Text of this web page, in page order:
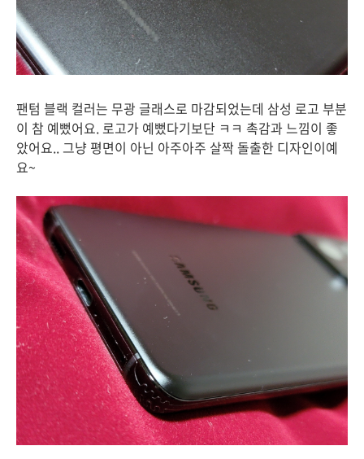
팬텀 블랙 컬러는 무광 글래스로 마감되었는데 삼성 로고 부분
이 참 예뻤어요. 로고가 예뻤다기보단 ㅋㅋ 촉감과 느낌이 좋
았어요.. 그냥 평면이 아닌 아주아주 살짝 돌출한 디자인이예
요~